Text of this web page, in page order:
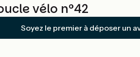
vélo n°42
Soyez le premier à déposer un